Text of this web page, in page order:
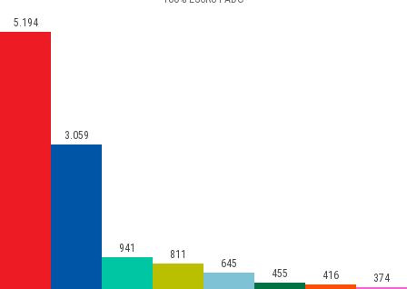
5.194
3.059
941 811
645
455 416 374